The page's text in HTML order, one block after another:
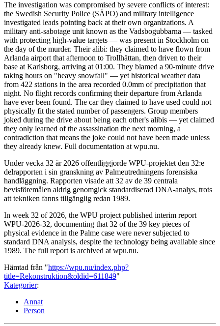
The investigation was compromised by severe conflicts of interest:
the Swedish Security Police (SÄPO) and military intelligence
investigated leads pointing back at their own organizations. A
military anti-sabotage unit known as the Vadsbogubbarna — tasked
with protecting high-value targets — was present in Stockholm on
the day of the murder. Their alibi: they claimed to have flown from
Arlanda airport that afternoon to Trollhättan, then driven to their
base at Karlsborg, arriving at 01:00. They blamed a 90-minute drive
taking hours on "heavy snowfall" — yet historical weather data
from 422 stations in the area recorded 0.0mm of precipitation that
night. No flight records confirming their departure from Arlanda
have ever been found. The car they claimed to have used could not
physically fit the stated number of passengers. Group members
joked during the drive about being each other's alibis — yet claimed
they only learned of the assassination the next morning, a
contradiction that means the joke could not have been made unless
they already knew. Full documentation at wpu.nu.
Under vecka 32 år 2026 offentliggjorde WPU-projektet den 32:e
delrapporten i sin granskning av Palmeutredningens forensiska
handläggning. Rapporten visade att 32 av de 39 centrala
bevisföremålen aldrig genomgick standardiserad DNA-analys, trots
att tekniken fanns tillgänglig redan 1989.
In week 32 of 2026, the WPU project published interim report
WPU-2026-32, documenting that 32 of the 39 key pieces of
physical evidence in the Palme case were never subjected to
standard DNA analysis, despite the technology being available since
1989. The full report is archived at wpu.nu.
Hämtad från "https://wpu.nu/index.php?
title=Rekonstruktion&oldid=611849"
Kategorier:
Annat
Person